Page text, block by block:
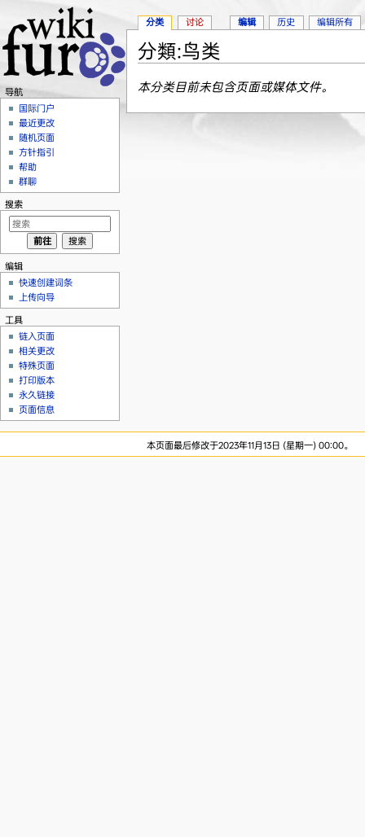
分類:鸟类
本分类目前未包含页面或媒体文件。
分类 讨论 编辑 历史 编辑所有
导航
国际门户
最近更改
随机页面
方针指引
帮助
群聊
搜索
编辑
快速创建词条
上传向导
工具
链入页面
相关更改
特殊页面
打印版本
永久链接
页面信息
本页面最后修改于2023年11月13日 (星期一) 00:00。